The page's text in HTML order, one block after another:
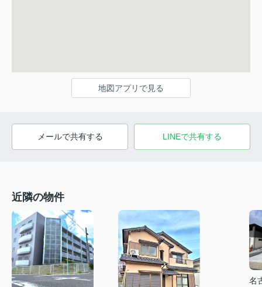
地図アプリで見る
メールで共有する LINEで共有する
近隣の物件
名